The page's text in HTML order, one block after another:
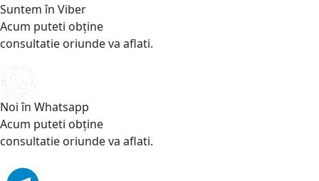
Suntem în Viber
Acum puteti obține
consultatie oriunde va aflati.
Noi în Whatsapp
Acum puteti obține
consultatie oriunde va aflati.